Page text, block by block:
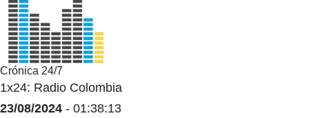
Crónica 24/7
1x24: Radio Colombia
23/08/2024 - 01:38:13